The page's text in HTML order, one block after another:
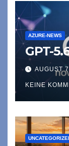
AZURE-NEWS
GPT-
AUGUST
KEINE